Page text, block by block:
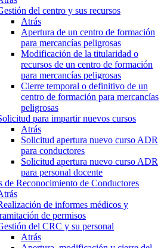
del centro y sus recursos
Atrás
Apertura de un centro de formación
para mercancías peligrosas
Modificación de la titularidad o
recursos de un centro de formación
para mercancías peligrosas
Cierre temporal o definitivo de un
centro de formación para mercancías
peligrosas
para impartir nuevos cursos
Atrás
Solicitud apertura nuevo curso ADR
para conductores
Solicitud apertura nuevo curso ADR
para personal docente
de Reconocimiento de Conductores
de informes médicos y
de permisos
del CRC y su personal
Atrás